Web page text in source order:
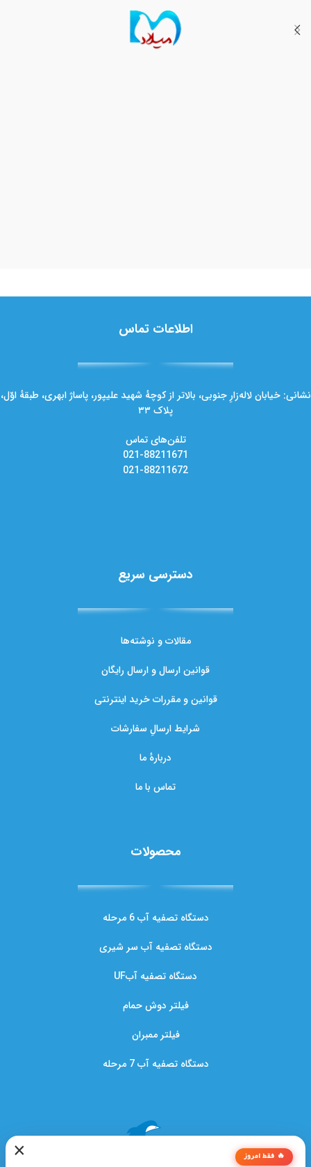
اطلاعات تماس
نشانی: خیابان لاله‌زارِ جنوبی، بالاتر از کوچهٔ شهید علیپور، پاساژ ابهری، طبقهٔ اوّل،
پلاک ۳۳
تلفن‌های تماس
021-88211671
021-88211672
دسترسی سریع
مقالات و نوشته‌ها
قوانین ارسال و ارسال رایگان
قوانین و مقررات خرید اینترنتی
شرایط ارسالِ سفارشات
دربارهٔ ما
تماس با ما
محصولات
دستگاه تصفیه آب 6 مرحله
دستگاه تصفیه آب سر شیری
دستگاه تصفیه آبUF
فیلتر دوش حمام
فیلتر ممبران
دستگاه تصفیه آب 7 مرحله
× 🔥 فقط امروز